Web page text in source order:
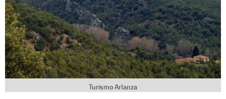
Turismo Arlanza